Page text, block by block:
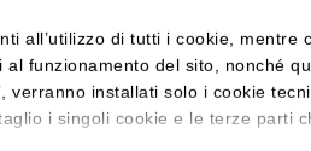
all’utilizzo di tutti i cookie, mentre
funzionamento del sito, nonché
verranno installati solo i cookie
i singoli cookie e le terze parti